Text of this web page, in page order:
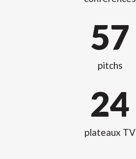
pitchs
57
plateaux TV
24